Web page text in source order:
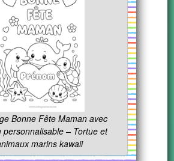
Bonne Fête Maman avec
personnalisable – Tortue et
marins kawaii